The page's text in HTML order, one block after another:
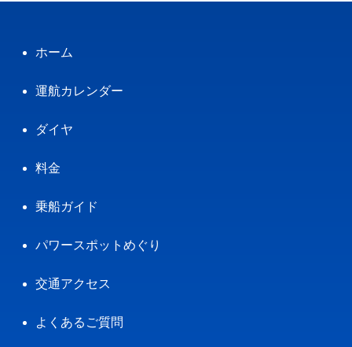
ホーム
運航カレンダー
ダイヤ
料金
乗船ガイド
パワースポットめぐり
交通アクセス
よくあるご質問